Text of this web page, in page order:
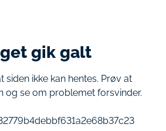
gik galt
siden ikke kan hentes. Prøv at
og se om problemet forsvinder.